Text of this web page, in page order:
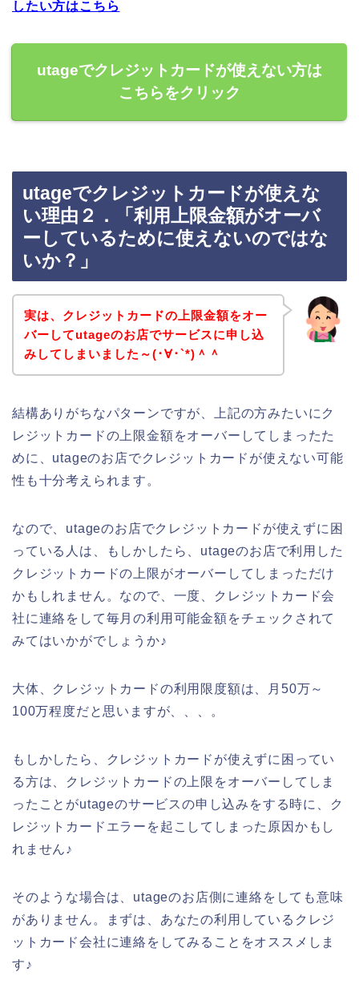
したい方はこちら
utageでクレジットカードが使えない方は
こちらをクリック
utageでクレジットカードが使えな
い理由２．「利用上限金額がオーバ
ーしているために使えないのではな
いか？」
実は、クレジットカードの上限金額をオー
バーしてutageのお店でサービスに申し込
みしてしまいました～(･∀･`*)＾＾
結構ありがちなパターンですが、上記の方みたいにク
レジットカードの上限金額をオーバーしてしまったた
めに、utageのお店でクレジットカードが使えない可能
性も十分考えられます。
なので、utageのお店でクレジットカードが使えずに困
っている人は、もしかしたら、utageのお店で利用した
クレジットカードの上限がオーバーしてしまっただけ
かもしれません。なので、一度、クレジットカード会
社に連絡をして毎月の利用可能金額をチェックされて
みてはいかがでしょうか♪
大体、クレジットカードの利用限度額は、月50万～
100万程度だと思いますが、、、。
もしかしたら、クレジットカードが使えずに困ってい
る方は、クレジットカードの上限をオーバーしてしま
ったことがutageのサービスの申し込みをする時に、ク
レジットカードエラーを起こしてしまった原因かもし
れません♪
そのような場合は、utageのお店側に連絡をしても意味
がありません。まずは、あなたの利用しているクレジ
ットカード会社に連絡をしてみることをオススメしま
す♪